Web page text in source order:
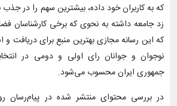
که به کاربران خود داده، بیشترین سهم را در
زد جامعه داشته به نحوی که برخی کارشناسان
که این رسانه مجازی بهترین منبع برای دریافت
نوجوان و جوانان رای اولی و دومی در
جمهوری ایران محسوب می‌شود.